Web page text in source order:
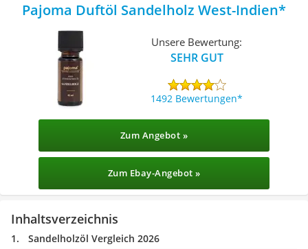
Pajoma Duftöl Sandelholz West-Indien
Unsere Bewertung:
SEHR GUT
1492 Bewertungen
Zum Angebot »
Zum Ebay-Angebot »
Inhaltsverzeichnis
Sandelholzöl Vergleich 2026